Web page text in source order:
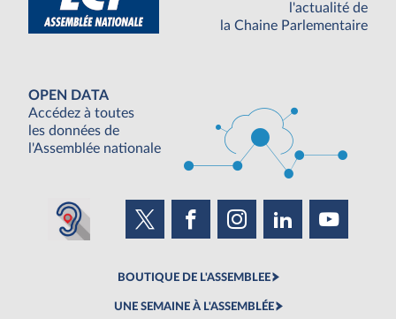
l'actualité de
la Chaine Parlementaire
OPEN DATA
Accédez à toutes
les données de
l'Assemblée nationale
BOUTIQUE DE L'ASSEMBLEE
UNE SEMAINE À L'ASSEMBLÉE